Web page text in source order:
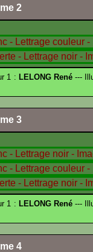
2
1 : LELONG René---
3
1 : LELONG René---
4